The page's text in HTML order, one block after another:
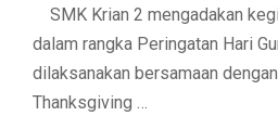
SMK Krian 2 mengadakan
dalam rangka Peringatan Hari
dilaksanakan bersamaan
Thanksgiving …